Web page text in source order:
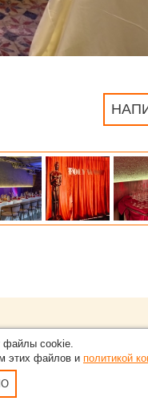
Обращайтесь на портал
С новостями, пресс-
По вопросам
Пользовательское
файлы cookie.
этих файлов и политикой